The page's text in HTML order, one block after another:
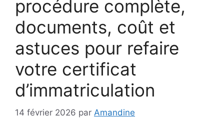
procédure complète,
documents, coût et
astuces pour refaire
votre certificat
d’immatriculation
14 février 2026 par Amandine